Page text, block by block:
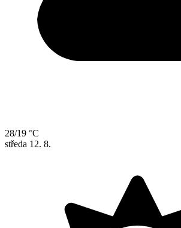
28/19 °C
středa 12. 8.